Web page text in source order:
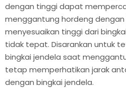
dengan tinggi dapat
menggantung hordeng
menyesuaikan tinggi dari
tidak tepat. Disarankan untuk
bingkai jendela saat
tetap memperhatikan jarak
dengan bingkai jendela.